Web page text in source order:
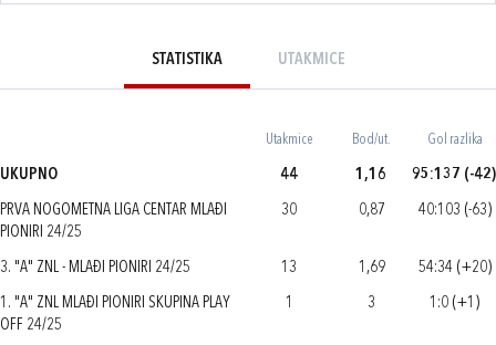
STATISTIKA UTAKMICE
Utakmice Bod/ut. Gol razlika
UKUPNO 44 1,16 95:137 (-42)
PRVA NOGOMETNA LIGA CENTAR MLAĐI
PIONIRI 24/25
30 0,87 40:103 (-63)
3. "A" ZNL - MLAĐI PIONIRI 24/25 13 1,69 54:34 (+20)
1. "A" ZNL MLAĐI PIONIRI SKUPINA PLAY
OFF 24/25
1 3 1:0 (+1)